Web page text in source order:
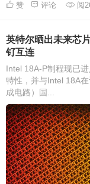
赞 评论 阅
英特尔晒出未来芯
钌互连
Intel 18A-P制程现已
特性，并与Intel 18A
成电路）国...